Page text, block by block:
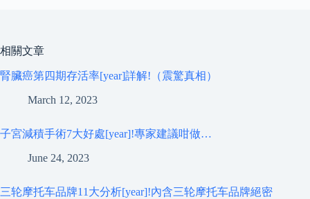
相關文章
腎臟癌第四期存活率[year]詳解!（震驚真相）
March 12, 2023
子宮減積手術7大好處[year]!專家建議咁做…
June 24, 2023
三轮摩托车品牌11大分析[year]!內含三轮摩托车品牌絕密